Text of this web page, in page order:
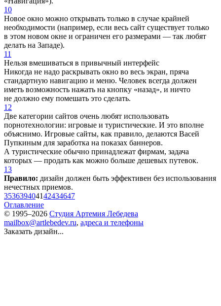
10
Новое окно можно открывать только в случае крайней
необходимости (например, если весь сайт существует только
в этом новом окне и ограничен его размерами — так любят
делать на Западе).
11
Нельзя вмешиваться в привычный интерфейс
Никогда не надо раскрывать окно во весь экран, пряча
стандартную навигацию и меню. Человек всегда должен
иметь возможность нажать на кнопку «назад», и ничто
не должно ему помешать это сделать.
12
Две категории сайтов очень любят использовать
порнотехнологии: игровые и туристические. И это вполне
объяснимо. Игровые сайты, как правило, делаются Васей
Пупкиным для заработка на показах баннеров.
А туристические обычно принадлежат фирмам, задача
которых — продать как можно больше дешевых путевок.
13
Правило: дизайн должен быть эффективен без использования
нечестных приемов.
353639404142434647
Оглавление
© 1995–2026 Студия Артемия Лебедева
mailbox@artlebedev.ru, адреса и телефоны
Заказать дизайн...